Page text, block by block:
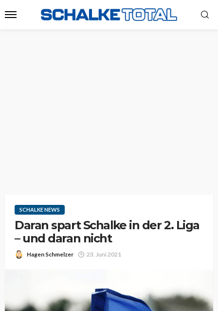
SCHALKE NEWS
Daran spart Schalke in der 2. Liga
– und daran nicht
Hagen Schmelzer 23. Juni 2021